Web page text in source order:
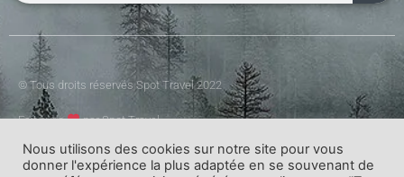
© Tous droits réservés Spot Travel 2022
Fait avec par Spot Travel
Nous utilisons des cookies sur notre site pour vous
donner l'expérience la plus adaptée en se souvenant de